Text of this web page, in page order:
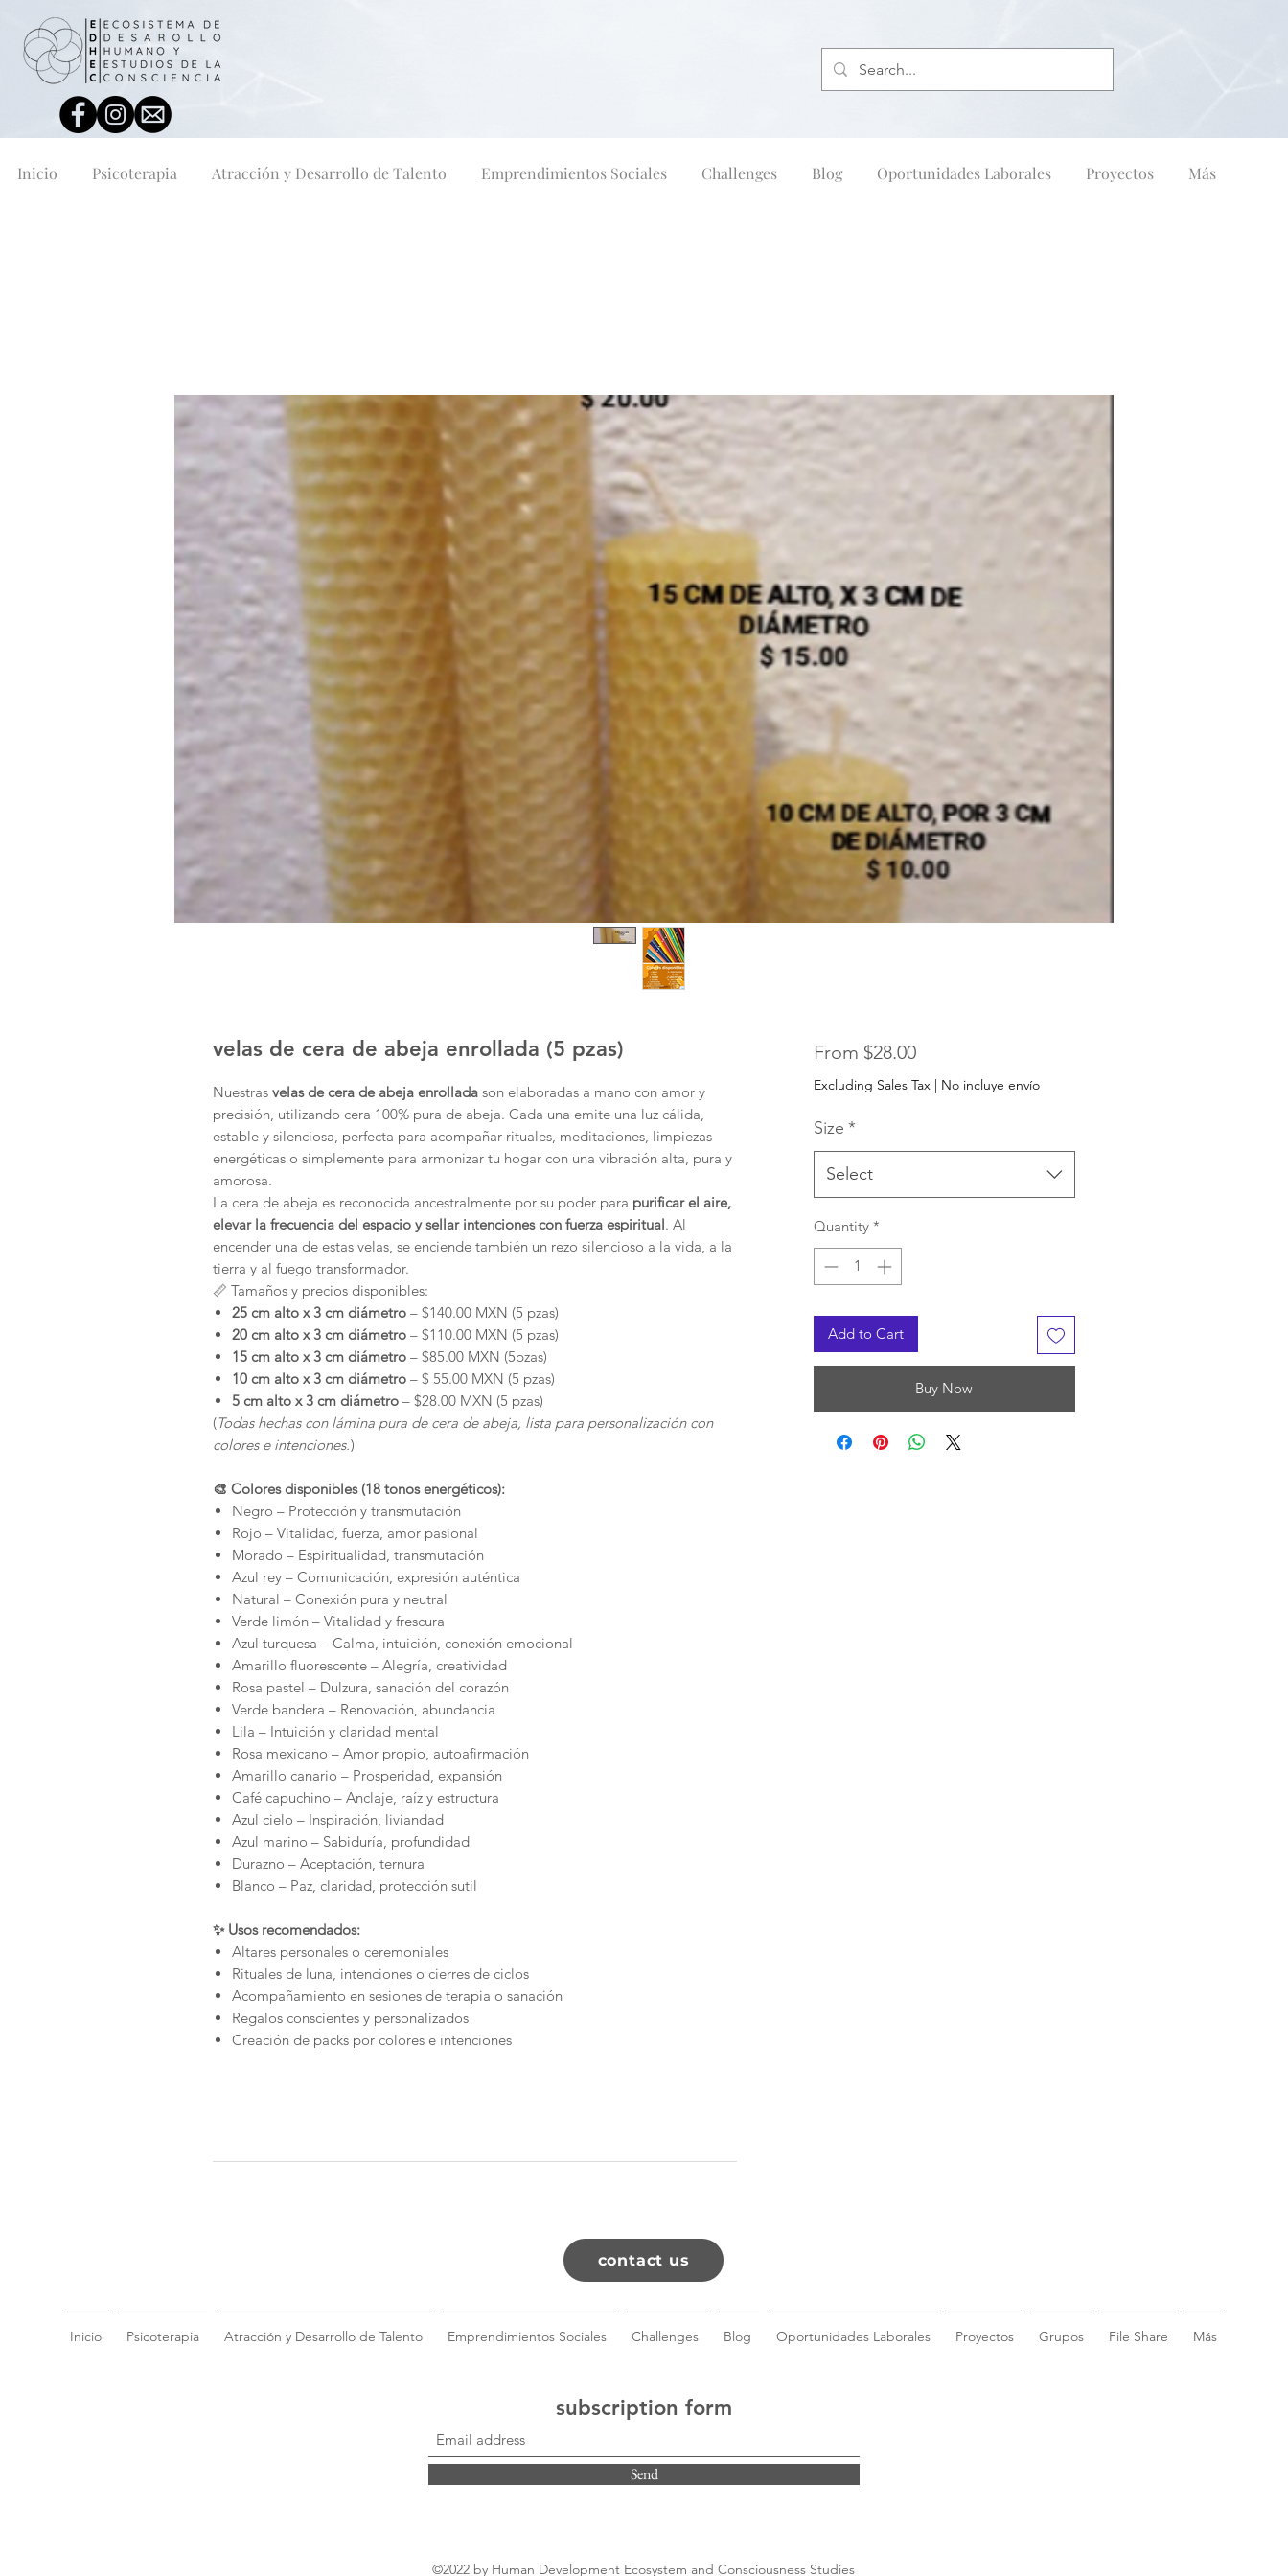
velas de cera de abeja enrollada (5 pzas)
Nuestras velas de cera de abeja enrollada son elaboradas a mano con amor y
precisión, utilizando cera 100% pura de abeja. Cada una emite una luz cálida,
estable y silenciosa, perfecta para acompañar rituales, meditaciones, limpiezas
energéticas o simplemente para armonizar tu hogar con una vibración alta, pura y
amorosa.
La cera de abeja es reconocida ancestralmente por su poder para purificar el aire,
elevar la frecuencia del espacio y sellar intenciones con fuerza espiritual. Al
encender una de estas velas, se enciende también un rezo silencioso a la vida, a la
tierra y al fuego transformador.
📏 Tamaños y precios disponibles:
25 cm alto x 3 cm diámetro – $140.00 MXN (5 pzas)
20 cm alto x 3 cm diámetro – $110.00 MXN (5 pzas)
15 cm alto x 3 cm diámetro – $85.00 MXN (5pzas)
10 cm alto x 3 cm diámetro – $ 55.00 MXN (5 pzas)
5 cm alto x 3 cm diámetro – $28.00 MXN (5 pzas)
(Todas hechas con lámina pura de cera de abeja, lista para personalización con
colores e intenciones.)
🎨 Colores disponibles (18 tonos energéticos):
Negro – Protección y transmutación
Rojo – Vitalidad, fuerza, amor pasional
Morado – Espiritualidad, transmutación
Azul rey – Comunicación, expresión auténtica
Natural – Conexión pura y neutral
Verde limón – Vitalidad y frescura
Azul turquesa – Calma, intuición, conexión emocional
Amarillo fluorescente – Alegría, creatividad
Rosa pastel – Dulzura, sanación del corazón
Verde bandera – Renovación, abundancia
Lila – Intuición y claridad mental
Rosa mexicano – Amor propio, autoafirmación
Amarillo canario – Prosperidad, expansión
Café capuchino – Anclaje, raíz y estructura
Azul cielo – Inspiración, liviandad
Azul marino – Sabiduría, profundidad
Durazno – Aceptación, ternura
Blanco – Paz, claridad, protección sutil
✨ Usos recomendados:
Altares personales o ceremoniales
Rituales de luna, intenciones o cierres de ciclos
Acompañamiento en sesiones de terapia o sanación
Regalos conscientes y personalizados
Creación de packs por colores e intenciones
From $28.00Sale
Price
Excluding Sales Tax| No incluye envío
Size *
Select
Quantity *
Add to Cart
Buy Now
Inicio Psicoterapia Atracción y Desarrollo de Talento Emprendimientos Sociales Challenges Blog Oportunidades Laborales Proyectos Más
contact us
Inicio Psicoterapia Atracción y Desarrollo de Talento Emprendimientos Sociales Challenges Blog Oportunidades Laborales Proyectos Grupos File Share Más
subscription form
Send
©2022 by Human Development Ecosystem and Consciousness Studies